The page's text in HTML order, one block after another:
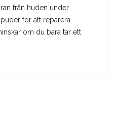
från huden under
för att reparera
om du bara tar ett